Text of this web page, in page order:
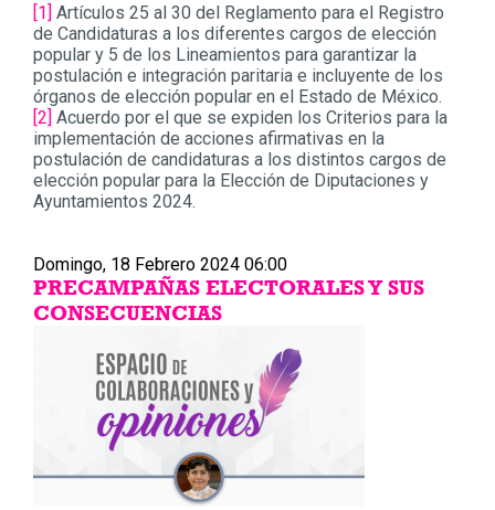
[1] Artículos 25 al 30 del Reglamento para el Registro
de Candidaturas a los diferentes cargos de elección
popular y 5 de los Lineamientos para garantizar la
postulación e integración paritaria e incluyente de los
órganos de elección popular en el Estado de México.
[2] Acuerdo por el que se expiden los Criterios para la
implementación de acciones afirmativas en la
postulación de candidaturas a los distintos cargos de
elección popular para la Elección de Diputaciones y
Ayuntamientos 2024.
Domingo, 18 Febrero 2024 06:00
PRECAMPAÑAS ELECTORALES Y SUS
CONSECUENCIAS